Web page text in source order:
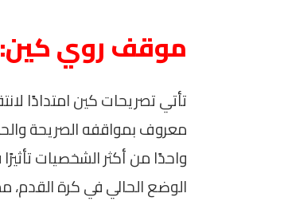
موقف روي كين:
تأتي تصريحات كين امتدادًا
معروف بمواقفه الصريحة
واحدًا من أكثر الشخصيات
الوضع الحالي في كرة القدم،